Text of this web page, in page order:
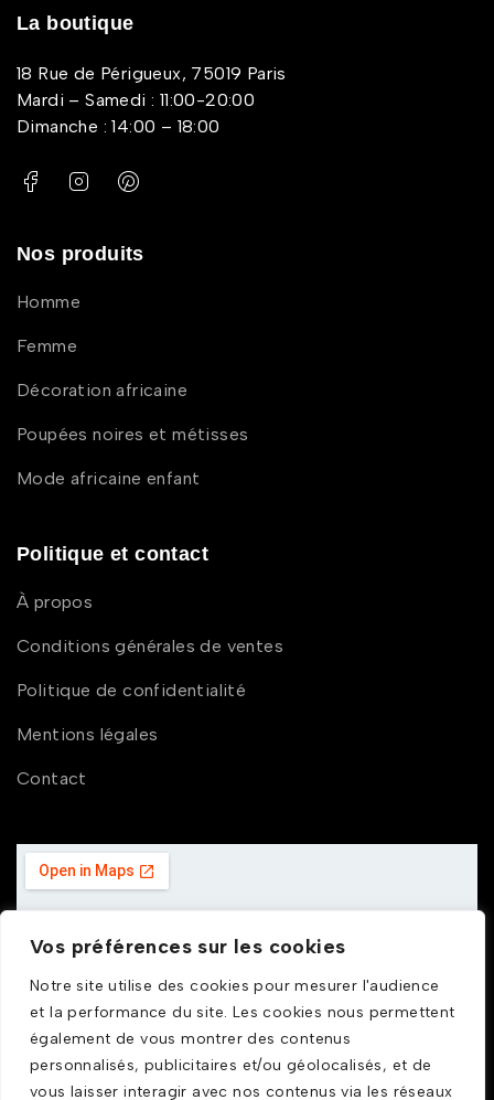
Vos préférences sur les cookies
Notre site utilise des cookies pour mesurer l'audience
et la performance du site. Les cookies nous permettent
également de vous montrer des contenus
personnalisés, publicitaires et/ou géolocalisés, et de
vous laisser interagir avec nos contenus via les réseaux
La boutique
18 Rue de Périgueux, 75019 Paris
Mardi – Samedi : 11:00-20:00
Dimanche : 14:00 – 18:00
Nos produits
Homme
Femme
Décoration africaine
Poupées noires et métisses
Mode africaine enfant
Politique et contact
À propos
Conditions générales de ventes
Politique de confidentialité
Mentions légales
Contact